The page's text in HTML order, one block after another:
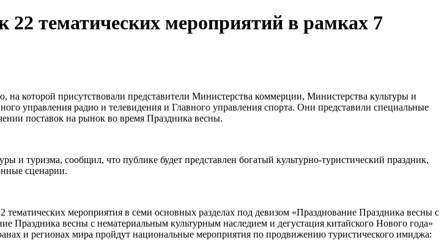
тематических мероприятий в рамках 7
которой присутствовали представители Министерства коммерции, Министерства культуры и
управления радио и телевидения и Главного управления спорта. Они представили специальные
поставок на рынок во время Праздника весны.
и туризма, сообщил, что публике будет представлен богатый культурно-туристический праздник,
сценарии.
мероприятия в семи основных разделах под девизом «Празднование Праздника весны с
Праздника весны с нематериальным культурным наследием и дегустация китайского Нового года»
и регионах мира пройдут национальные мероприятия по продвижению туристического имиджа: